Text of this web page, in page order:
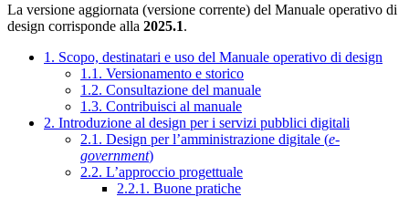
La versione aggiornata (versione corrente) del Manuale operativo di
design corrisponde alla 2025.1.
1. Scopo, destinatari e uso del Manuale operativo di design
1.1. Versionamento e storico
1.2. Consultazione del manuale
1.3. Contribuisci al manuale
2. Introduzione al design per i servizi pubblici digitali
2.1. Design per l’amministrazione digitale (e-
government)
2.2. L’approccio progettuale
2.2.1. Buone pratiche